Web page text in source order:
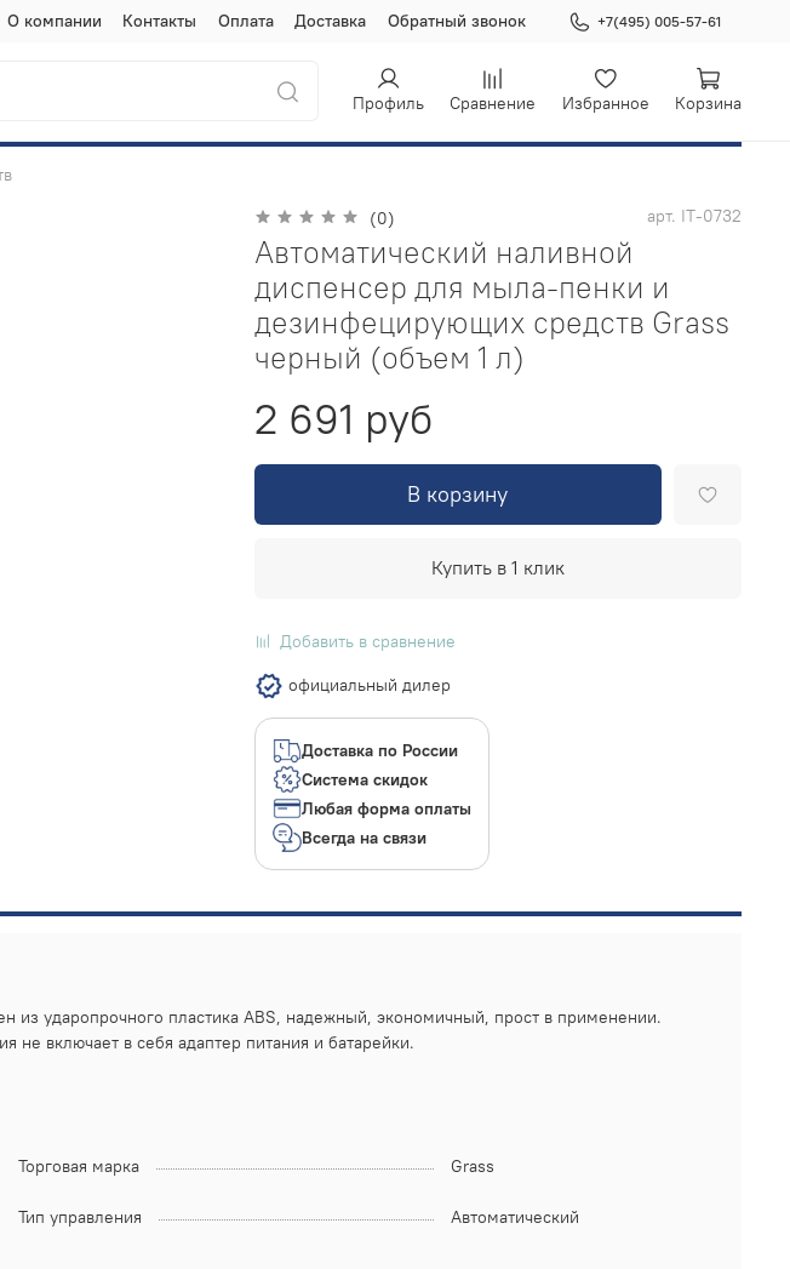
О компании Контакты Оплата Доставка Обратный звонок +7(495) 005-57-61
Профиль Сравнение Избранное Корзина
(0)
арт. IT-0732
Автоматический наливной
диспенсер для мыла-пенки и
дезинфецирующих средств Grass
черный (объем 1 л)
2 691 руб
В корзину
Купить в 1 клик
Добавить в сравнение
официальный дилер
Доставка по России
Система скидок
Любая форма оплаты
Всегда на связи
ударопрочного пластика ABS, надежный, экономичный, прост в применении.
не включает в себя адаптер питания и батарейки.
Торговая марка Grass
Тип управления Автоматический